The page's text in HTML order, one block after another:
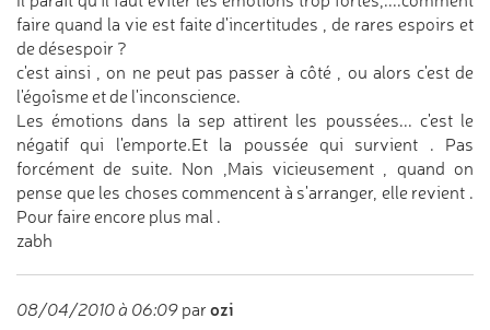
faire quand la vie est faite d'incertitudes , de rares espoirs et
de désespoir ?
c'est ainsi , on ne peut pas passer à côté , ou alors c'est de
l'égoîsme et de l'inconscience.
Les émotions dans la sep attirent les poussées... c'est le
négatif qui l'emporte.Et la poussée qui survient . Pas
forcément de suite. Non ,Mais vicieusement , quand on
pense que les choses commencent à s'arranger, elle revient .
Pour faire encore plus mal .
zabh
08/04/2010 à 06:09 par ozi